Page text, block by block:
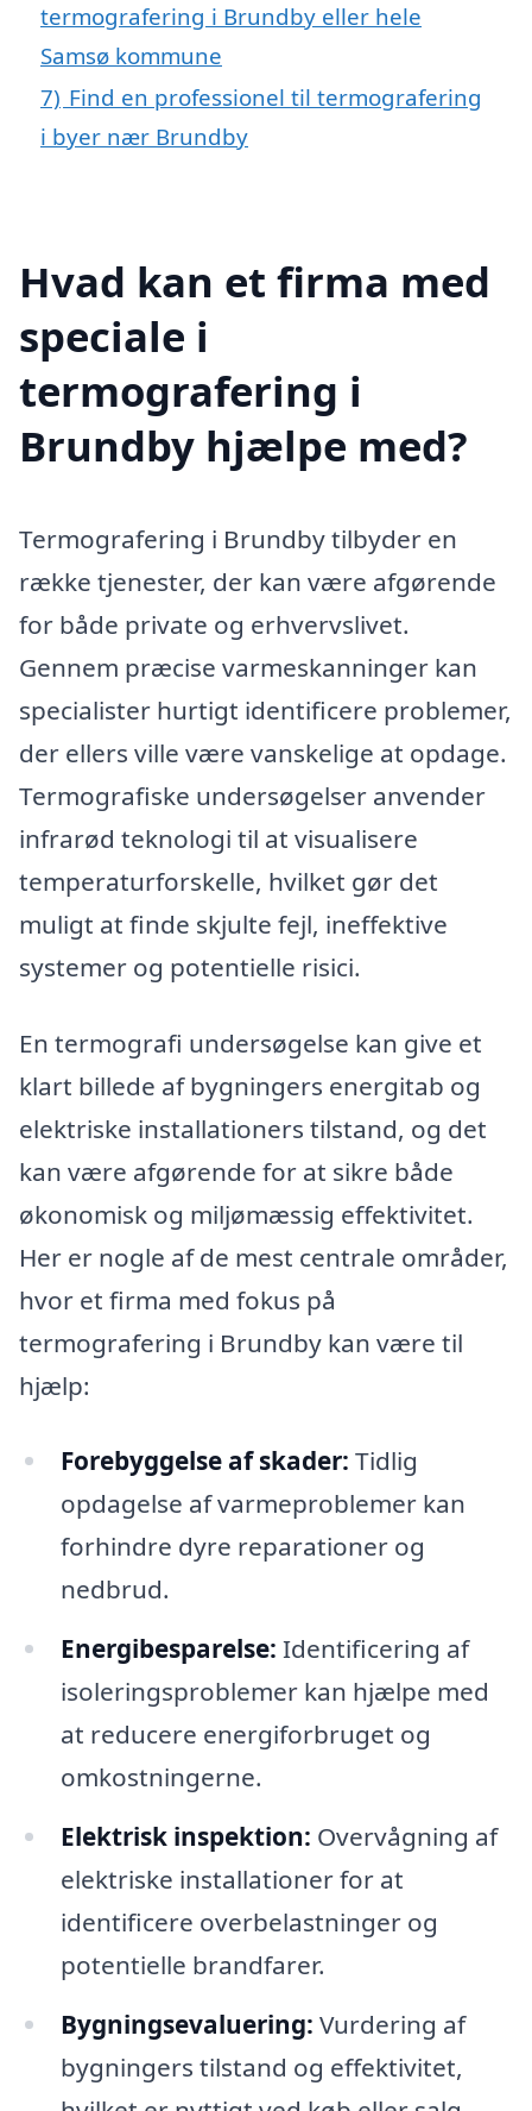
termografering i Brundby eller hele
Samsø kommune
7) Find en professionel til termografering
i byer nær Brundby
Hvad kan et firma med
speciale i
termografering i
Brundby hjælpe med?
Termografering i Brundby tilbyder en
række tjenester, der kan være afgørende
for både private og erhvervslivet.
Gennem præcise varmeskanninger kan
specialister hurtigt identificere problemer,
der ellers ville være vanskelige at opdage.
Termografiske undersøgelser anvender
infrarød teknologi til at visualisere
temperaturforskelle, hvilket gør det
muligt at finde skjulte fejl, ineffektive
systemer og potentielle risici.
En termografi undersøgelse kan give et
klart billede af bygningers energitab og
elektriske installationers tilstand, og det
kan være afgørende for at sikre både
økonomisk og miljømæssig effektivitet.
Her er nogle af de mest centrale områder,
hvor et firma med fokus på
termografering i Brundby kan være til
hjælp:
Forebyggelse af skader: Tidlig
opdagelse af varmeproblemer kan
forhindre dyre reparationer og
nedbrud.
Energibesparelse: Identificering af
isoleringsproblemer kan hjælpe med
at reducere energiforbruget og
omkostningerne.
Elektrisk inspektion: Overvågning af
elektriske installationer for at
identificere overbelastninger og
potentielle brandfarer.
Bygningsevaluering: Vurdering af
bygningers tilstand og effektivitet,